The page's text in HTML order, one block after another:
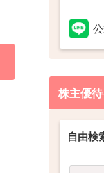
株主優
自由検